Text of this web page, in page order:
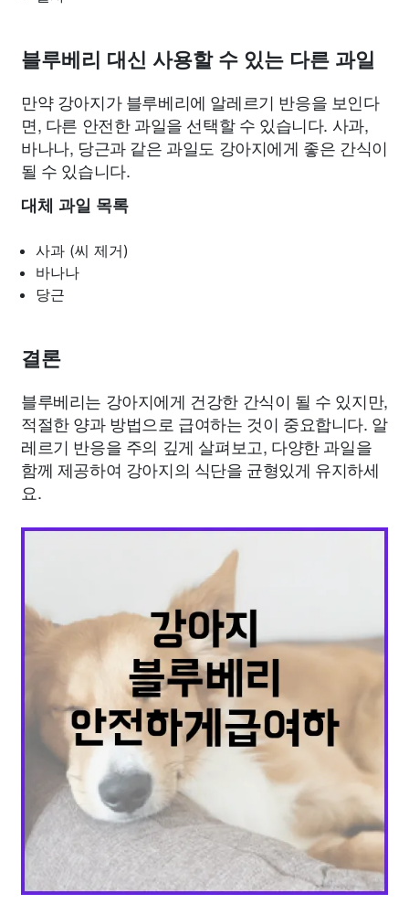
블루베리 대신 사용할 수 있는 다른 과일
만약 강아지가 블루베리에 알레르기 반응을 보인다
면, 다른 안전한 과일을 선택할 수 있습니다. 사과,
바나나, 당근과 같은 과일도 강아지에게 좋은 간식이
될 수 있습니다.
대체 과일 목록
사과 (씨 제거)
바나나
당근
결론
블루베리는 강아지에게 건강한 간식이 될 수 있지만,
적절한 양과 방법으로 급여하는 것이 중요합니다. 알
레르기 반응을 주의 깊게 살펴보고, 다양한 과일을
함께 제공하여 강아지의 식단을 균형있게 유지하세
요.